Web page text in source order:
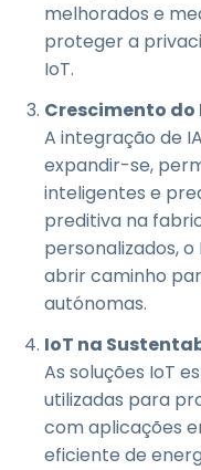
melhorados e
proteger a
IoT.
Crescimento do
A integração de
expandir-se,
inteligentes e
preditiva na
personalizados,
abrir caminho
autónomas.
IoT na
As soluções IoT
utilizadas para
com aplicações
eficiente de